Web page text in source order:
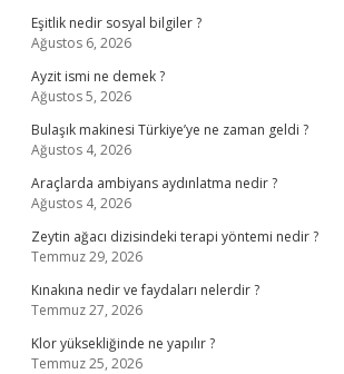
Eşitlik nedir sosyal bilgiler ?
Ağustos 6, 2026
Ayzit ismi ne demek ?
Ağustos 5, 2026
Bulaşık makinesi Türkiye’ye ne zaman geldi ?
Ağustos 4, 2026
Araçlarda ambiyans aydınlatma nedir ?
Ağustos 4, 2026
Zeytin ağacı dizisindeki terapi yöntemi nedir ?
Temmuz 29, 2026
Kınakına nedir ve faydaları nelerdir ?
Temmuz 27, 2026
Klor yüksekliğinde ne yapılır ?
Temmuz 25, 2026